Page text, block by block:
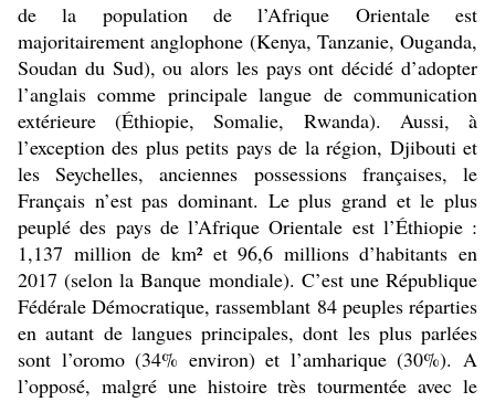
de la population de l’Afrique Orientale est
majoritairement anglophone (Kenya, Tanzanie, Ouganda,
Soudan du Sud), ou alors les pays ont décidé d’adopter
l’anglais comme principale langue de communication
extérieure (Éthiopie, Somalie, Rwanda). Aussi, à
l’exception des plus petits pays de la région, Djibouti et
les Seychelles, anciennes possessions françaises, le
Français n’est pas dominant. Le plus grand et le plus
peuplé des pays de l’Afrique Orientale est l’Éthiopie :
1,137 million de km² et 96,6 millions d’habitants en
2017 (selon la Banque mondiale). C’est une République
Fédérale Démocratique, rassemblant 84 peuples réparties
en autant de langues principales, dont les plus parlées
sont l’oromo (34% environ) et l’amharique (30%). A
l’opposé, malgré une histoire très tourmentée avec le